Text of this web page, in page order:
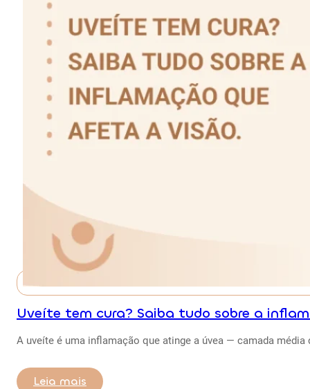
Uveíte tem cura? Saiba tudo sobre a
A uveíte é uma inflamação que atinge a úvea — camada
Leia mais